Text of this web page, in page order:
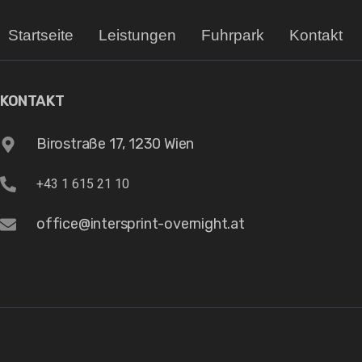
Startseite Leistungen Fuhrpark Kontakt
KONTAKT
Birostraße 17, 1230 Wien
+43 1 615 21 10
office@intersprint-overnight.at